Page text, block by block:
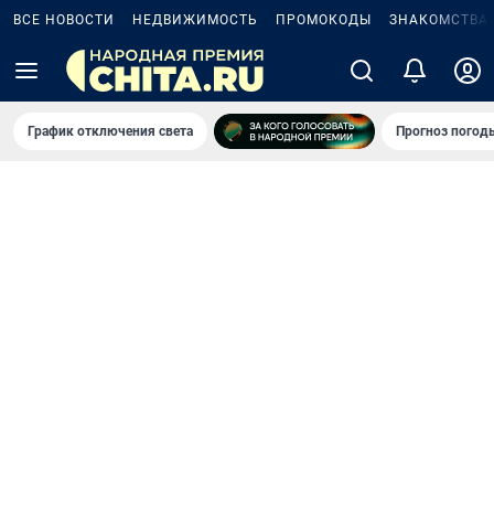
ВСЕ НОВОСТИ НЕДВИЖИМОСТЬ ПРОМОКОДЫ ЗНАКОМСТВА
График отключения света Прогноз